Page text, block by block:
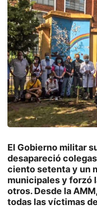
El Gobierno militar
desapareció
ciento setenta y un
municipales y forzó
otros. Desde la
todas las víctimas